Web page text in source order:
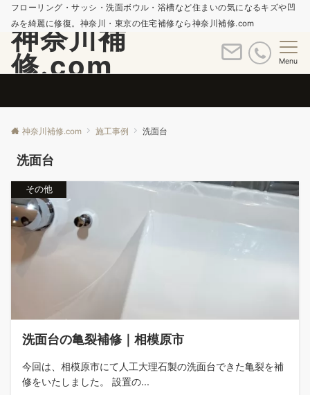
フローリング・サッシ・洗面ボウル・浴槽など住まいの気になるキズや凹
みを綺麗に修復。神奈川・東京の住宅補修なら神奈川補修.com
神奈川補
修.com
Menu
神奈川補修.com 施工事例 洗面台
洗面台
その他
洗面台の亀裂補修｜相模原市
今回は、相模原市にて人工大理石製の洗面台できた亀裂を補
修をいたしました。 設置の...